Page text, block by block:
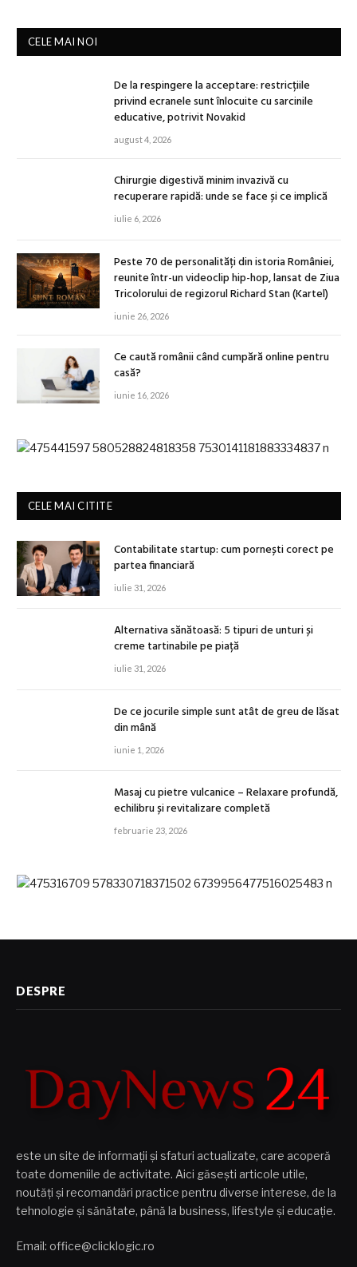
CELE MAI NOI
De la respingere la acceptare: restricțiile
privind ecranele sunt înlocuite cu sarcinile
educative, potrivit Novakid
august 4, 2026
Chirurgie digestivă minim invazivă cu
recuperare rapidă: unde se face și ce implică
iulie 6, 2026
Peste 70 de personalități din istoria României,
reunite într-un videoclip hip-hop, lansat de Ziua
Tricolorului de regizorul Richard Stan (Kartel)
iunie 26, 2026
Ce caută românii când cumpără online pentru
casă?
iunie 16, 2026
CELE MAI CITITE
Contabilitate startup: cum pornești corect pe
partea financiară
iulie 31, 2026
Alternativa sănătoasă: 5 tipuri de unturi și
creme tartinabile pe piață
iulie 31, 2026
De ce jocurile simple sunt atât de greu de lăsat
din mână
iunie 1, 2026
Masaj cu pietre vulcanice – Relaxare profundă,
echilibru și revitalizare completă
februarie 23, 2026
DESPRE
este un site de informații și sfaturi actualizate, care acoperă
toate domeniile de activitate. Aici găsești articole utile,
noutăți și recomandări practice pentru diverse interese, de la
tehnologie și sănătate, până la business, lifestyle și educație.
Email: office@clicklogic.ro